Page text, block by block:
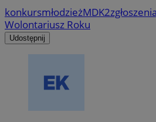
konkursmłodzieżMDK2zgłoszenia
Wolontariusz Roku
Udostępnij